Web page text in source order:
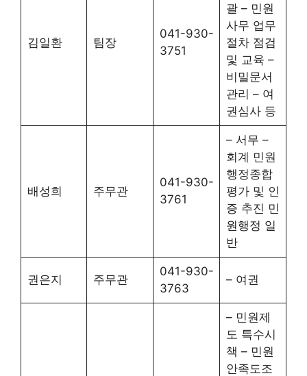
김일환 팀장
041-930-
3751
괄 – 민원
사무 업무
절차 점검
및 교육 –
비밀문서
관리 – 여
권심사 등
배성희 주무관
041-930-
3761
– 서무 –
회계 민원
행정종합
평가 및 인
증 추진 민
원행정 일
반
권은지 주무관
041-930-
3763
– 여권
– 민원제
도 특수시
책 – 민원
안족도조